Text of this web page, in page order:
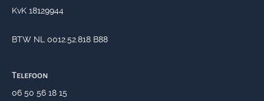
KvK 18129944
BTW NL 0012.52.818 B88
Telefoon
06 50 56 18 15